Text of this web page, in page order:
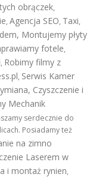
obrączek,
, Agencja SEO, Taxi,
, Montujemy płyty
fotele,
, Robimy filmy z
, Serwis Kamer
Czyszczenie i
Mechanik
serdecznie do
Posiadamy też
na zimno
Laserem w
i montaż rynien,